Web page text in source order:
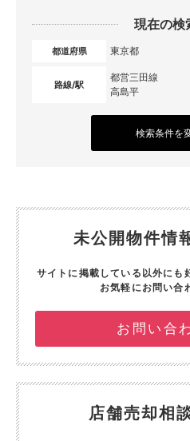
現在の検
都道府県 東京都
路線/駅
都営三田線
高島平
検索条件を
未公開物件情
サイトに掲載している以外にも
お気軽にお問い合
お問い合
店舗売却相